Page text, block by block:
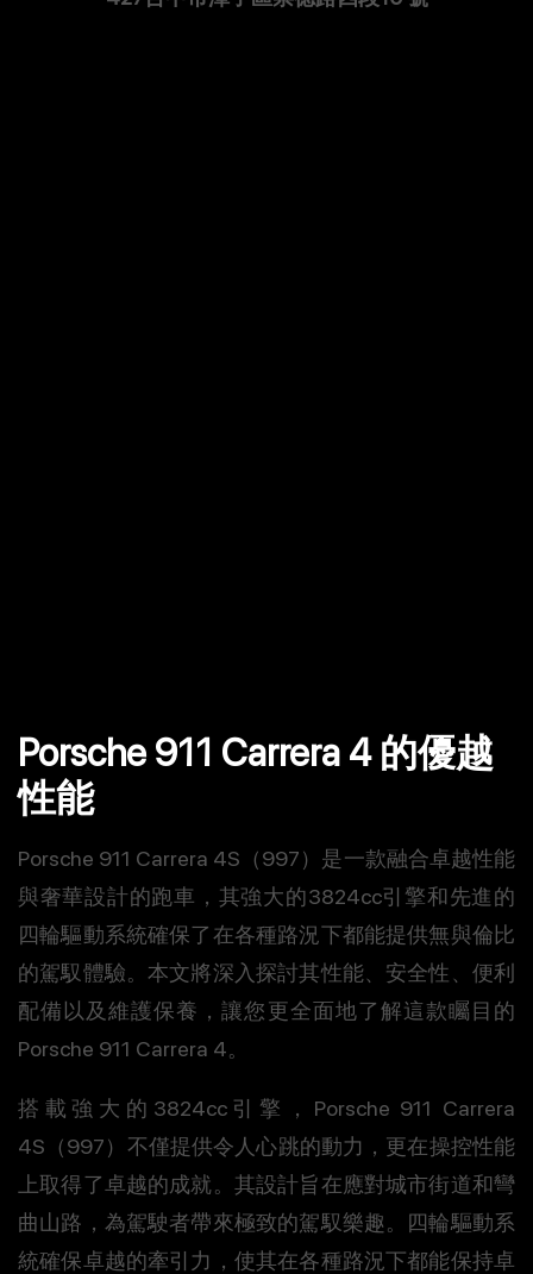
Porsche 911 Carrera 4 的優越
性能
Porsche 911 Carrera 4S（997）是一款融合卓越性能
與奢華設計的跑車，其強大的3824cc引擎和先進的
四輪驅動系統確保了在各種路況下都能提供無與倫比
的駕馭體驗。本文將深入探討其性能、安全性、便利
配備以及維護保養，讓您更全面地了解這款矚目的
Porsche 911 Carrera 4。
搭載強大的3824cc引擎，Porsche 911 Carrera
4S（997）不僅提供令人心跳的動力，更在操控性能
上取得了卓越的成就。其設計旨在應對城市街道和彎
曲山路，為駕駛者帶來極致的駕馭樂趣。四輪驅動系
統確保卓越的牽引力，使其在各種路況下都能保持卓